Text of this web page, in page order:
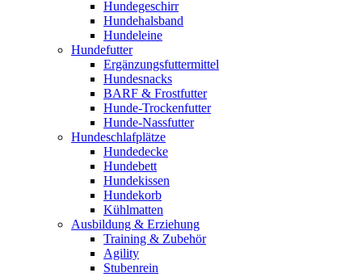
Hundegeschirr
Hundehalsband
Hundeleine
Hundefutter
Ergänzungsfuttermittel
Hundesnacks
BARF & Frostfutter
Hunde-Trockenfutter
Hunde-Nassfutter
Hundeschlafplätze
Hundedecke
Hundebett
Hundekissen
Hundekorb
Kühlmatten
Ausbildung & Erziehung
Training & Zubehör
Agility
Stubenrein